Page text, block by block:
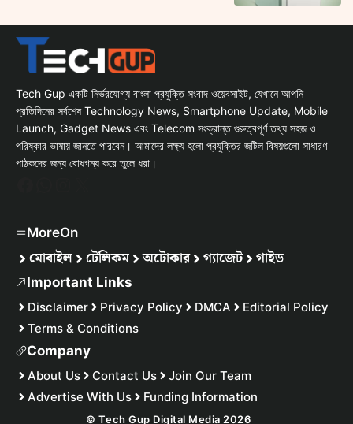
Tech Gup একটি নির্ভরযোগ্য বাংলা প্রযুক্তি সংবাদ ওয়েবসাইট, যেখানে আপনি
প্রতিদিনের সর্বশেষ Technology News, Smartphone Update, Mobile
Launch, Gadget News এবং Telecom সংক্রান্ত গুরুত্বপূর্ণ তথ্য সহজ ও
পরিষ্কার ভাষায় জানতে পারবেন। আমাদের লক্ষ্য হলো প্রযুক্তির জটিল বিষয়গুলো সাধারণ
পাঠকদের জন্য বোধগম্য করে তুলে ধরা।
MoreOn
মোবাইল টেলিকম অটোকার গ্যাজেট গাইড
Important Links
Disclaimer Privacy Policy DMCA
Editorial Policy
Terms & Conditions
Company
About Us Contact Us
Join Our Team
Advertise With Us
Funding Information
© Tech Gup Digital Media 2026